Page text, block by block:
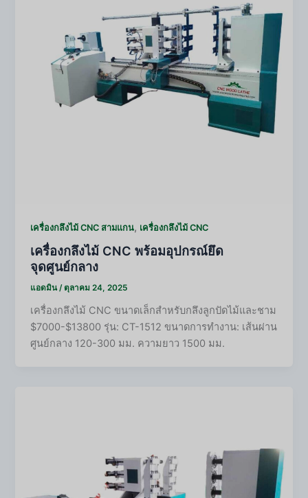
เครื่องกลึงไม้ CNC สามแกน, เครื่องกลึงไม้ CNC
เครื่องกลึงไม้ CNC พร้อมอุปกรณ์ยึด
จุดศูนย์กลาง
แอดมิน/ ตุลาคม 24, 2025
เครื่องกลึงไม้ CNC ขนาดเล็กสำหรับกลึงลูกปัดไม้และชาม
$7000-$13800 รุ่น: CT-1512 ขนาดการทำงาน: เส้นผ่าน
ศูนย์กลาง 120-300 มม. ความยาว 1500 มม.